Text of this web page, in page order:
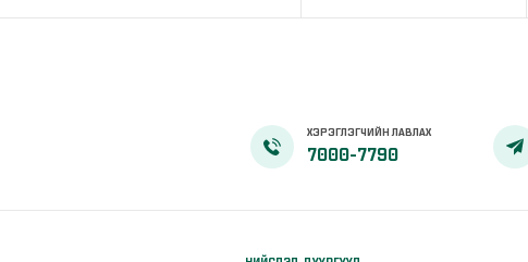
ХЭРЭГЛЭГЧИЙН ЛАВЛАХ
7000-7790